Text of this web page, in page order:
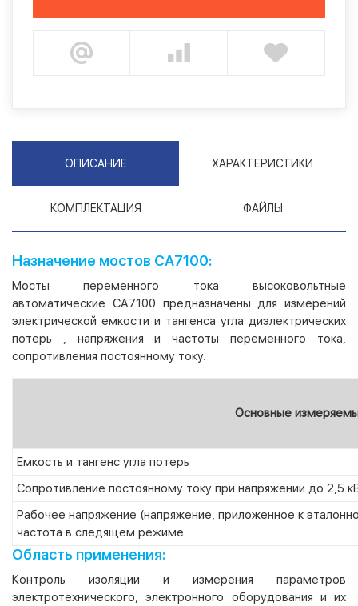
ОПИСАНИЕ ХАРАКТЕРИСТИКИ
КОМПЛЕКТАЦИЯ ФАЙЛЫ
Назначение мостов СА7100:
Мосты переменного тока высоковольтные
автоматические СА7100 предназначены для измерений
электрической емкости и тангенса угла диэлектрических
потерь , напряжения и частоты переменного тока,
сопротивления постоянному току.
Основные измеряемые
Емкость и тангенс угла потерь
Сопротивление постоянному току при напряжении до 2,5
Рабочее напряжение (напряжение, приложенное к
частота в следящем режиме
Область применения:
Контроль изоляции и измерения параметров
электротехнического, электронного оборудования и их